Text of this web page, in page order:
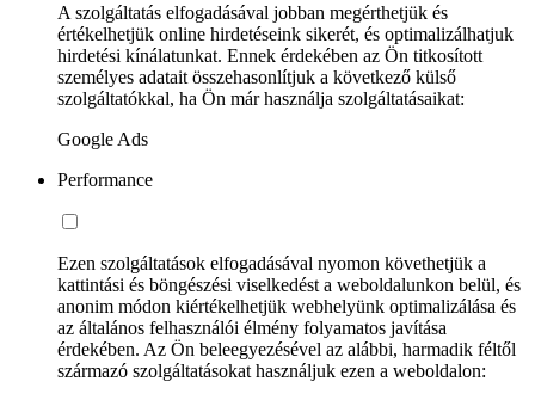
A szolgáltatás elfogadásával jobban megérthetjük és
értékelhetjük online hirdetéseink sikerét, és optimalizálhatjuk
hirdetési kínálatunkat. Ennek érdekében az Ön titkosított
személyes adatait összehasonlítjuk a következő külső
szolgáltatókkal, ha Ön már használja szolgáltatásaikat:
Google Ads
Performance
Ezen szolgáltatások elfogadásával nyomon követhetjük a
kattintási és böngészési viselkedést a weboldalunkon belül, és
anonim módon kiértékelhetjük webhelyünk optimalizálása és
az általános felhasználói élmény folyamatos javítása
érdekében. Az Ön beleegyezésével az alábbi, harmadik féltől
származó szolgáltatásokat használjuk ezen a weboldalon: